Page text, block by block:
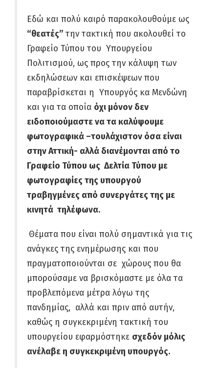
Εδώ και πολύ καιρό παρακολουθούμε ως
“θεατές” την τακτική που ακολουθεί το
Γραφείο Τύπου του Υπουργείου
Πολιτισμού, ως προς την κάλυψη των
εκδηλώσεων και επισκέψεων που
παραβρίσκεται η Υπουργός κα Μενδώνη
και για τα οποία όχι μόνον δεν
ειδοποιούμαστε να τα καλύψουμε
φωτογραφικά –τουλάχιστον όσα είναι
στην Αττική- αλλά διανέμονται από το
Γραφείο Τύπου ως Δελτία Τύπου με
φωτογραφίες της υπουργού
τραβηγμένες από συνεργάτες της με
κινητά τηλέφωνα.
Θέματα που είναι πολύ σημαντικά για τις
ανάγκες της ενημέρωσης και που
πραγματοποιούνται σε χώρους που θα
μπορούσαμε να βρισκόμαστε με όλα τα
προβλεπόμενα μέτρα λόγω της
πανδημίας, αλλά και πριν από αυτήν,
καθώς η συγκεκριμένη τακτική του
υπουργείου εφαρμόστηκε σχεδόν μόλις
ανέλαβε η συγκεκριμένη υπουργός.